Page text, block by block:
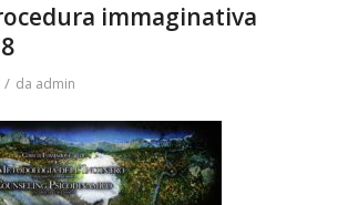
immaginativa
/ da admin